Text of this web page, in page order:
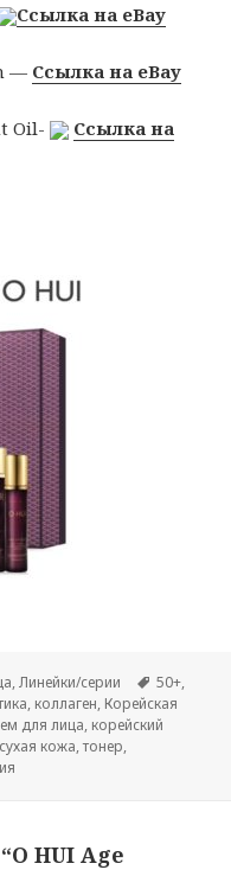
Ссылка на eBay
— Ссылка на eBay
Oil-
Ссылка на
,Линейки/серии Метки
50+,
, коллаген, Корейская
для лица, корейский
сухая кожа,тонер,
HUI Age